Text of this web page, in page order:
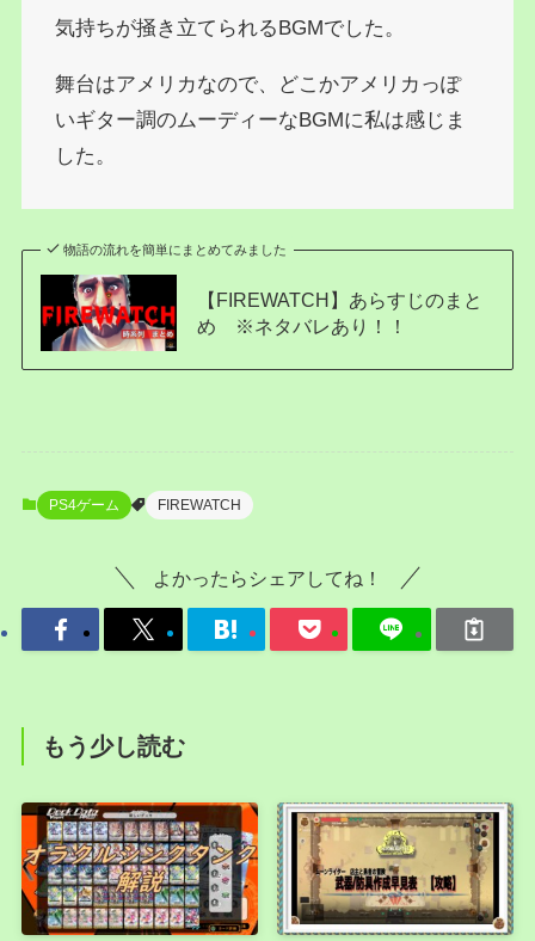
気持ちが掻き立てられるBGMでした。
舞台はアメリカなので、どこかアメリカっぽ
いギター調のムーディーなBGMに私は感じま
した。
物語の流れを簡単にまとめてみました
【FIREWATCH】あらすじのまと
め ※ネタバレあり！！
PS4ゲーム FIREWATCH
よかったらシェアしてね！
もう少し読む